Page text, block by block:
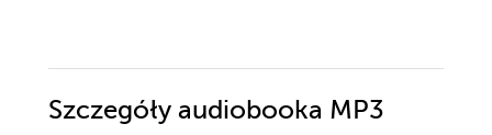
Szczegóły audiobooka MP3